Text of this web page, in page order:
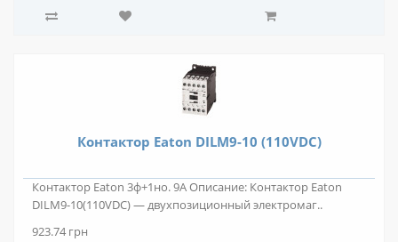
Контактор Eaton DILM9-10 (110VDC)
Контактор Eaton 3ф+1но. 9А Описание: Контактор Eaton
DILM9-10(110VDC) — двухпозиционный электромаг..
923.74 грн